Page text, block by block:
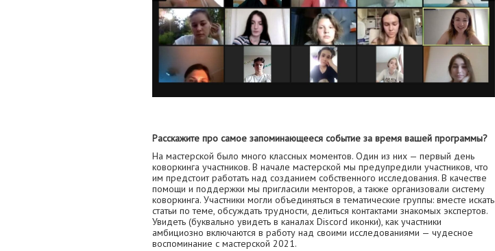
Расскажите про самое запоминающееся событие за время вашей программы?
На мастерской было много классных моментов. Один из них — первый день
коворкинга участников. В начале мастерской мы предупредили участников, что
им предстоит работать над созданием собственного исследования. В качестве
помощи и поддержки мы пригласили менторов, а также организовали систему
коворкинга. Участники могли объединяться в тематические группы: вместе искать
статьи по теме, обсуждать трудности, делиться контактами знакомых экспертов.
Увидеть (буквально увидеть в каналах Discord иконки), как участники
амбициозно включаются в работу над своими исследованиями — чудесное
воспоминание с мастерской 2021.